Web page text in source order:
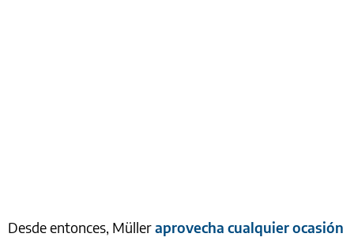
Desde entonces, Mülleraprovecha cualquier ocasión